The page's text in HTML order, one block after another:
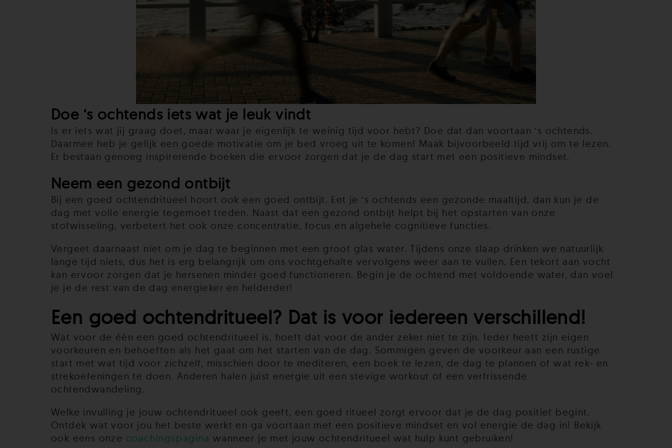
Doe ‘s ochtends iets wat je leuk vindt
Is er iets wat jij graag doet, maar waar je eigenlijk te weinig tijd voor hebt? Doe dat dan voortaan ‘s ochtends.
Daarmee heb je gelijk een goede motivatie om je bed vroeg uit te komen! Maak bijvoorbeeld tijd vrij om te lezen.
Er bestaan genoeg inspirerende boeken die ervoor zorgen dat je de dag start met een positieve mindset.
Neem een gezond ontbijt
Bij een goed ochtendritueel hoort ook een goed ontbijt. Eet je ‘s ochtends een gezonde maaltijd, dan kun je de
dag met volle energie tegemoet treden. Naast dat een gezond ontbijt helpt bij het opstarten van onze
stofwisseling, verbetert het ook onze concentratie, focus en algehele cognitieve functies.
Vergeet daarnaast niet om je dag te beginnen met een groot glas water. Tijdens onze slaap drinken we natuurlijk
lange tijd niets, dus het is erg belangrijk om ons vochtgehalte vervolgens weer aan te vullen. Een tekort aan vocht
kan ervoor zorgen dat je hersenen minder goed functioneren. Begin je de ochtend met voldoende water, dan voel
je je de rest van de dag energieker en helderder!
Een goed ochtendritueel? Dat is voor iedereen verschillend!
Wat voor de één een goed ochtendritueel is, hoeft dat voor de ander zeker niet te zijn. Ieder heeft zijn eigen
voorkeuren en behoeften als het gaat om het starten van de dag. Sommigen geven de voorkeur aan een rustige
start met wat tijd voor zichzelf, misschien door te mediteren, een boek te lezen, de dag te plannen of wat rek- en
strekoefeningen te doen. Anderen halen juist energie uit een stevige workout of een verfrissende
ochtendwandeling.
Welke invulling je jouw ochtendritueel ook geeft, een goed ritueel zorgt ervoor dat je de dag positief begint.
Ontdek wat voor jou het beste werkt en ga voortaan met een positieve mindset en vol energie de dag in! Bekijk
ook eens onze coachingspagina wanneer je met jouw ochtendritueel wat hulp kunt gebruiken!